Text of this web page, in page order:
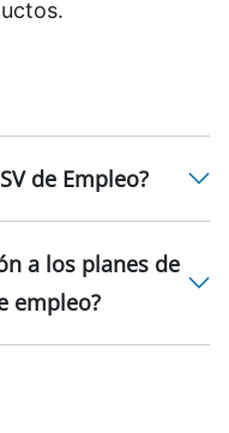
de Empleo?
a los planes de
empleo?